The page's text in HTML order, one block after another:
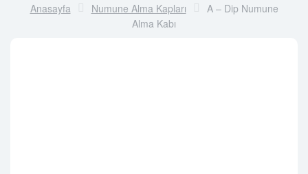
Anasayfa Numune Alma Kapları
A – Dip Numune
Alma Kabı